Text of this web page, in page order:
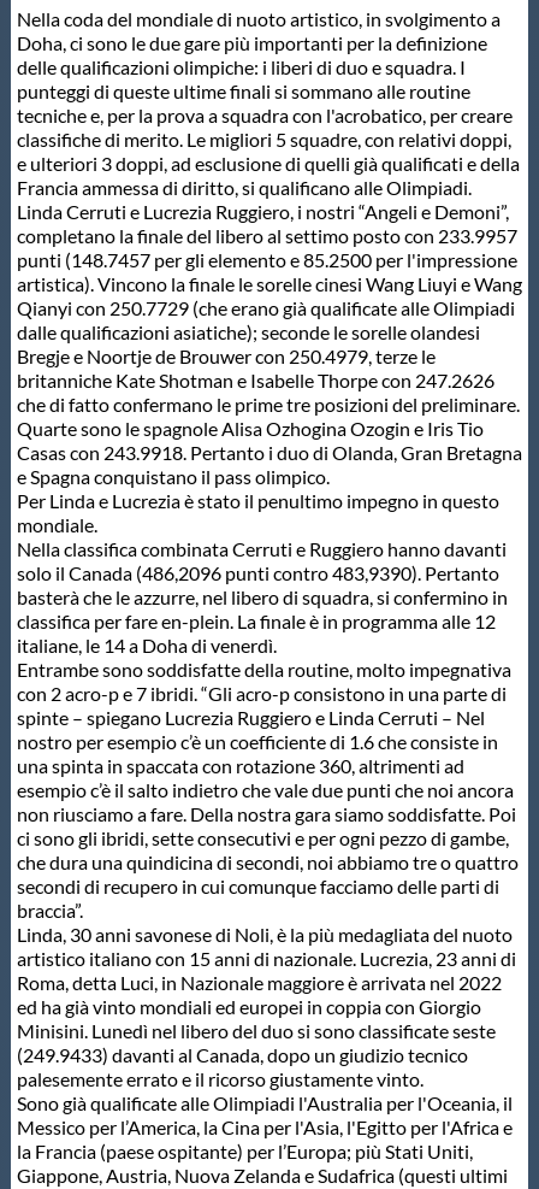
Scuole Nuoto
Propaganda
Centri Federali
Area Legislativa
Protezione Civile
Qualità
Sostenibilità
Privacy
Cookie Policy
Archivio News
Flash News
Galleria fotografica
Videogallery
Intranet
Webmail
Contatti
Nella coda del mondiale di nuoto artistico, in svolgimento a
Doha, ci sono le due gare più importanti per la definizione
delle qualificazioni olimpiche: i liberi di duo e squadra. I
punteggi di queste ultime finali si sommano alle routine
tecniche e, per la prova a squadra con l'acrobatico, per creare
classifiche di merito. Le migliori 5 squadre, con relativi doppi,
e ulteriori 3 doppi, ad esclusione di quelli già qualificati e della
Francia ammessa di diritto, si qualificano alle Olimpiadi.
Linda Cerruti e Lucrezia Ruggiero, i nostri “Angeli e Demoni”,
completano la finale del libero al settimo posto con 233.9957
punti (148.7457 per gli elemento e 85.2500 per l'impressione
artistica). Vincono la finale le sorelle cinesi Wang Liuyi e Wang
Qianyi con 250.7729 (che erano già qualificate alle Olimpiadi
dalle qualificazioni asiatiche); seconde le sorelle olandesi
Bregje e Noortje de Brouwer con 250.4979, terze le
britanniche Kate Shotman e Isabelle Thorpe con 247.2626
che di fatto confermano le prime tre posizioni del preliminare.
Quarte sono le spagnole Alisa Ozhogina Ozogin e Iris Tio
Casas con 243.9918. Pertanto i duo di Olanda, Gran Bretagna
e Spagna conquistano il pass olimpico.
Per Linda e Lucrezia è stato il penultimo impegno in questo
mondiale.
Nella classifica combinata Cerruti e Ruggiero hanno davanti
solo il Canada (486,2096 punti contro 483,9390). Pertanto
basterà che le azzurre, nel libero di squadra, si confermino in
classifica per fare en-plein. La finale è in programma alle 12
italiane, le 14 a Doha di venerdì.
Entrambe sono soddisfatte della routine, molto impegnativa
con 2 acro-p e 7 ibridi. “Gli acro-p consistono in una parte di
spinte – spiegano Lucrezia Ruggiero e Linda Cerruti – Nel
nostro per esempio c’è un coefficiente di 1.6 che consiste in
una spinta in spaccata con rotazione 360, altrimenti ad
esempio c’è il salto indietro che vale due punti che noi ancora
non riusciamo a fare. Della nostra gara siamo soddisfatte. Poi
ci sono gli ibridi, sette consecutivi e per ogni pezzo di gambe,
che dura una quindicina di secondi, noi abbiamo tre o quattro
secondi di recupero in cui comunque facciamo delle parti di
braccia”.
Linda, 30 anni savonese di Noli, è la più medagliata del nuoto
artistico italiano con 15 anni di nazionale. Lucrezia, 23 anni di
Roma, detta Luci, in Nazionale maggiore è arrivata nel 2022
ed ha già vinto mondiali ed europei in coppia con Giorgio
Minisini. Lunedì nel libero del duo si sono classificate seste
(249.9433) davanti al Canada, dopo un giudizio tecnico
palesemente errato e il ricorso giustamente vinto.
Sono già qualificate alle Olimpiadi l'Australia per l'Oceania, il
Messico per l’America, la Cina per l'Asia, l'Egitto per l'Africa e
la Francia (paese ospitante) per l’Europa; più Stati Uniti,
Giappone, Austria, Nuova Zelanda e Sudafrica (questi ultimi